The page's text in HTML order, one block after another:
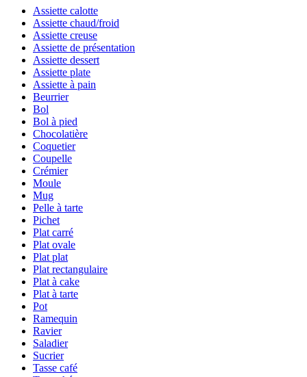
Assiette calotte
Assiette chaud/froid
Assiette creuse
Assiette de présentation
Assiette dessert
Assiette plate
Assiette à pain
Beurrier
Bol
Bol à pied
Chocolatière
Coquetier
Coupelle
Crémier
Moule
Mug
Pelle à tarte
Pichet
Plat carré
Plat ovale
Plat plat
Plat rectangulaire
Plat à cake
Plat à tarte
Pot
Ramequin
Ravier
Saladier
Sucrier
Tasse café